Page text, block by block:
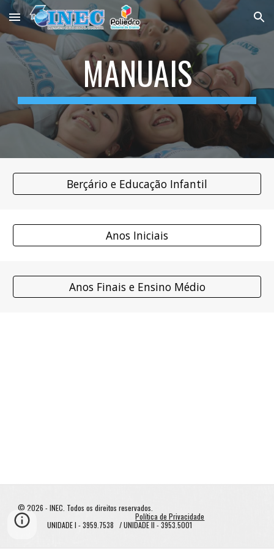
Skip to main content Skip to navigation
MANUAIS
Berçário e Educação Infantil
Anos Iniciais
Anos Finais e Ensino Médio
© 2026 -INEC . Todos os direitos reservados.
Política de Privacidade
UNIDADE I - 3959.7538 / UNIDADE II - 3953.5001